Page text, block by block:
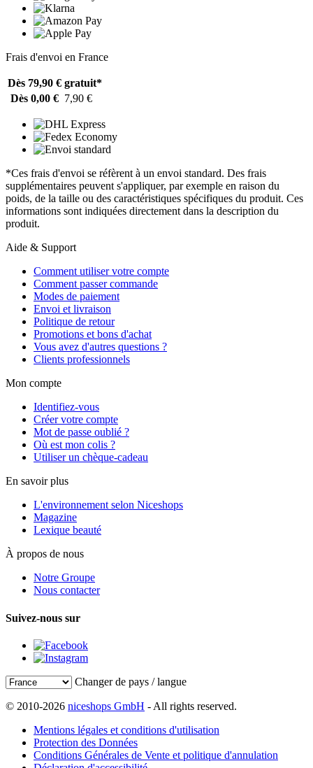
Frais d'envoi en France
Dès 79,90 € gratuit*
Dès 0,00 € 7,90 €
*Ces frais d'envoi se réfèrent à un envoi standard. Des frais
supplémentaires peuvent s'appliquer, par exemple en raison du
poids, de la taille ou des caractéristiques spécifiques du produit. Ces
informations sont indiquées directement dans la description du
produit.
Aide & Support
Comment utiliser votre compte
Comment passer commande
Modes de paiement
Envoi et livraison
Politique de retour
Promotions et bons d'achat
Vous avez d'autres questions ?
Clients professionnels
Mon compte
Identifiez-vous
Créer votre compte
Mot de passe oublié ?
Où est mon colis ?
Utiliser un chèque-cadeau
En savoir plus
L'environnement selon Niceshops
Magazine
Lexique beauté
À propos de nous
Notre Groupe
Nous contacter
Suivez-nous sur
Changer de pays / langue
© 2010-2026 niceshops GmbH - All rights reserved.
Mentions légales et conditions d'utilisation
Protection des Données
Conditions Générales de Vente et politique d'annulation